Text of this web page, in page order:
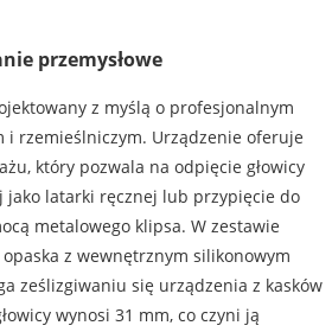
przemysłowe
z myślą o profesjonalnym
i rzemieślniczym. Urządzenie oferuje
który pozwala na odpięcie głowicy
jako latarki ręcznej lub przypięcie do
metalowego klipsa. W zestawie
z wewnętrznym silikonowym
ześlizgiwaniu się urządzenia z kasków
wynosi 31 mm, co czyni ją